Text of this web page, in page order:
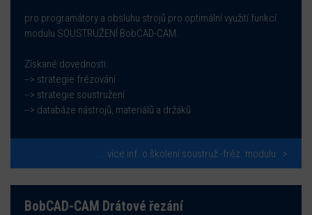
pro programátory a obsluhu strojů pro optimální využití funkcí
modulu SOUSTRUŽENÍ BobCAD-CAM.
Získané dovednosti:
--> strategie frézování
--> strategie soustružení
--> databáze nástrojů, materiálů a držáků
...více inf. o školení soustruž.-fréz. modulu
BobCAD-CAM Drátové řezání